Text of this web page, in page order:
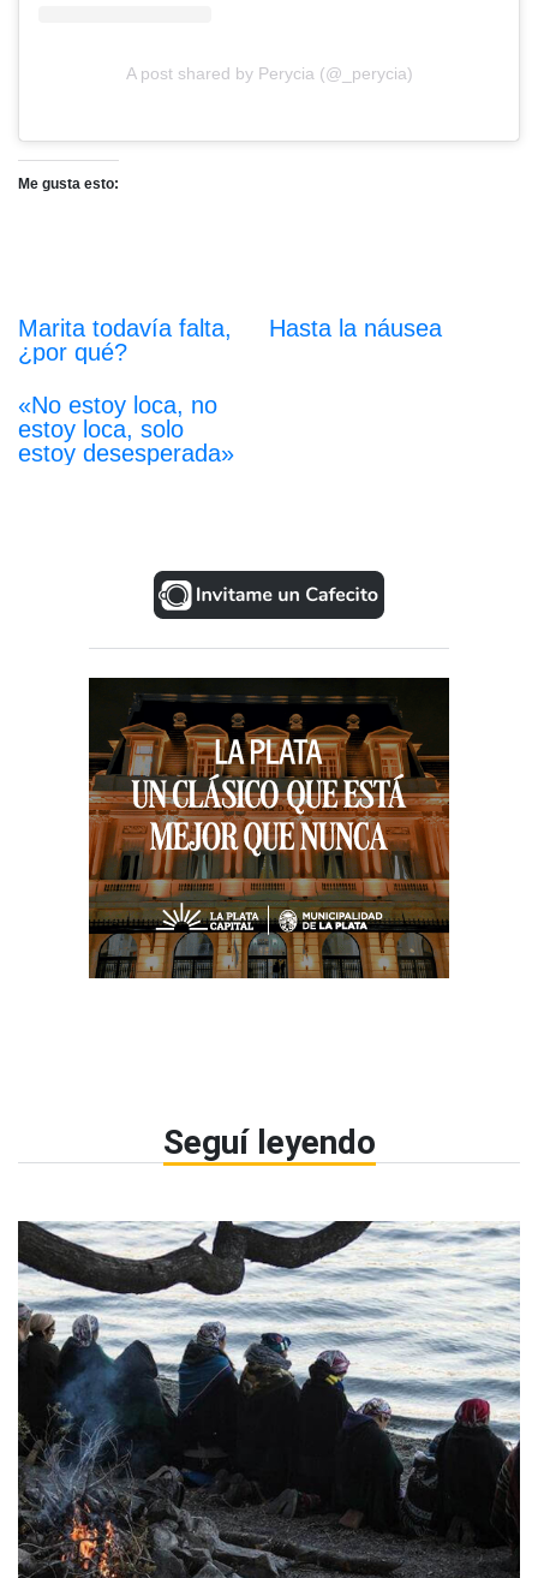
A post shared by Perycia (@_perycia)
Me gusta esto:
Marita todavía falta,
¿por qué?
Hasta la náusea
«No estoy loca, no
estoy loca, solo
estoy desesperada»
Seguí leyendo